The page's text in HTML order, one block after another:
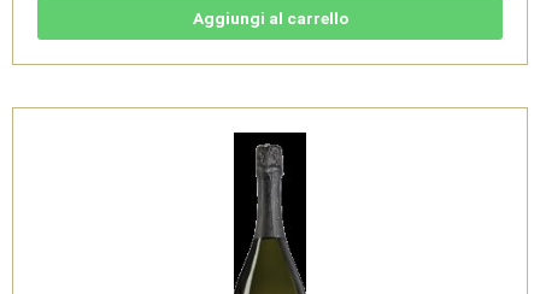
DOC
Zardetto
Aggiungi al carrello